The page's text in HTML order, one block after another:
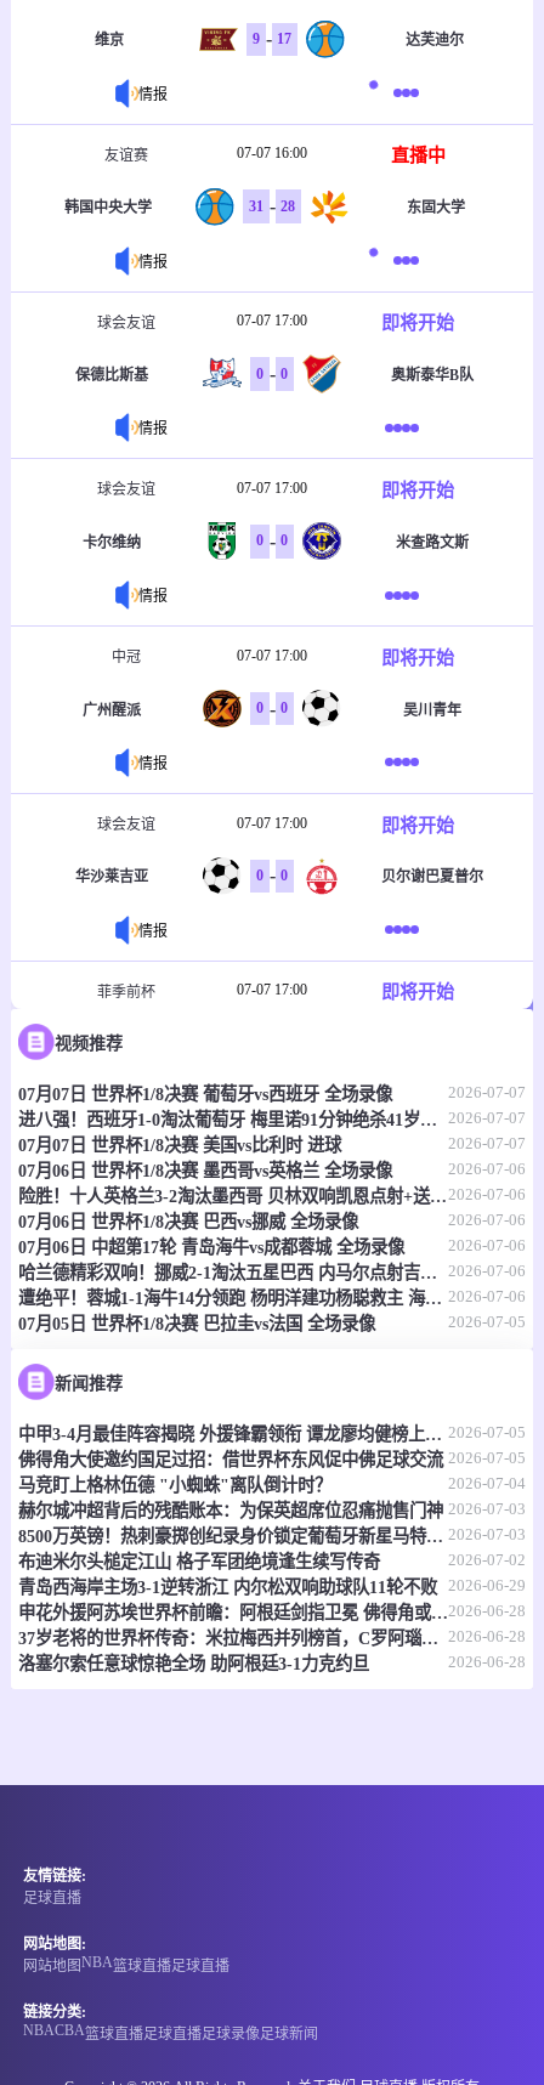
维京 9 - 17 达芙迪尔
情报
友谊赛 07-07 16:00 直播中
韩国中央大学 31 - 28 东固大学
情报
球会友谊 07-07 17:00 即将开始
保德比斯基 0 - 0 奥斯泰华B队
情报
球会友谊 07-07 17:00 即将开始
卡尔维纳 0 - 0 米查路文斯
情报
中冠 07-07 17:00 即将开始
广州醒派 0 - 0 吴川青年
情报
球会友谊 07-07 17:00 即将开始
华沙莱吉亚 0 - 0 贝尔谢巴夏普尔
情报
菲季前杯 07-07 17:00 即将开始
塔玛劳斯
情报
澳首超 07-07 17:30 即将开始
莫纳洛黑豹 0 - 0 昆比亚城市
情报
澳昆超 07-07 17:30 即将开始
黄金海岸骑士
情报
澳昆超 07-07 17:30 即将开始
黄金海岸骑士 0 - 0 昆士兰狮队
情报
澳亚U23 07-07 17:30 即将开始
缅甸U20
-
视频推荐
07月07日 世界杯1/8决赛 葡萄牙vs西班牙 全场录像 2026-07-07
进八强！西班牙1-0淘汰葡萄牙 梅里诺91分钟绝杀41岁C罗最后一舞 2026-07-07
07月07日 世界杯1/8决赛 美国vs比利时 进球 2026-07-07
07月06日 世界杯1/8决赛 墨西哥vs英格兰 全场录像 2026-07-06
险胜！十人英格兰3-2淘汰墨西哥 贝林双响凯恩点射+送点宽萨直红 2026-07-06
07月06日 世界杯1/8决赛 巴西vs挪威 全场录像 2026-07-06
07月06日 中超第17轮 青岛海牛vs成都蓉城 全场录像 2026-07-06
哈兰德精彩双响！挪威2-1淘汰五星巴西 内马尔点射吉马良斯失点 2026-07-06
遭绝平！蓉城1-1海牛14分领跑 杨明洋建功杨聪救主 海牛仍倒数第3 2026-07-06
07月05日 世界杯1/8决赛 巴拉圭vs法国 全场录像 2026-07-05
新闻推荐
中甲3-4月最佳阵容揭晓 外援锋霸领衔 谭龙廖均健榜上有名 2026-07-05
佛得角大使邀约国足过招：借世界杯东风促中佛足球交流 2026-07-05
马竞盯上格林伍德 "小蜘蛛"离队倒计时？ 2026-07-04
赫尔城冲超背后的残酷账本：为保英超席位忍痛抛售门神 2026-07-03
8500万英镑！热刺豪掷创纪录身价锁定葡萄牙新星马特乌斯 2026-07-03
布迪米尔头槌定江山 格子军团绝境逢生续写传奇 2026-07-02
青岛西海岸主场3-1逆转浙江 内尔松双响助球队11轮不败 2026-06-29
申花外援阿苏埃世界杯前瞻：阿根廷剑指卫冕 佛得角或成黑马2026-06-28
37岁老将的世界杯传奇：米拉梅西并列榜首，C罗阿瑙紧随其后 2026-06-28
洛塞尔索任意球惊艳全场 助阿根廷3-1力克约旦 2026-06-28
友情链接:
足球直播
网站地图:
网站地图NBA篮球直播足球直播
链接分类:
NBACBA篮球直播足球直播足球录像 足球新闻